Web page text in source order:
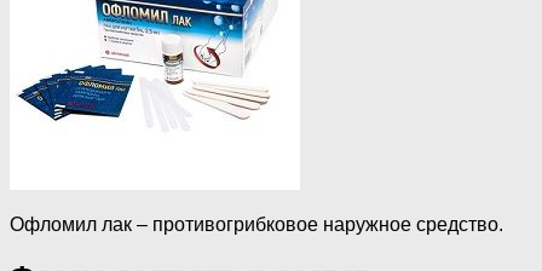
Офломил лак – противогрибковое наружное средство.